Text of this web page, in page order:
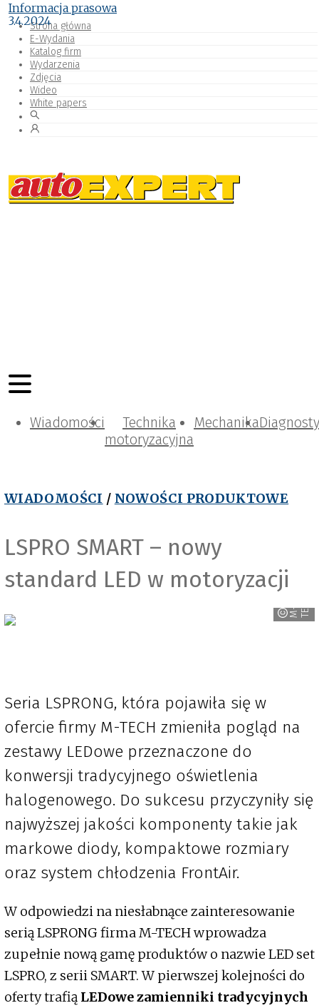
Strona główna
E-Wydania
Katalog firm
Wydarzenia
Zdjęcia
Wideo
White papers
Wiadomości
Technika
motoryzacyjna
Mechanika
WIADOMOŚCI / NOWOŚCI PRODUKTOWE
LSPRO SMART – nowy
standard LED w motoryzacji
M
-
T
E
CH
Informacja prasowa
3.4.2024
Seria LSPRONG, która pojawiła się w
ofercie firmy M-TECH zmieniła pogląd na
zestawy LEDowe przeznaczone do
konwersji tradycyjnego oświetlenia
halogenowego. Do sukcesu przyczyniły się
najwyższej jakości komponenty takie jak
markowe diody, kompaktowe rozmiary
oraz system chłodzenia FrontAir.
W odpowiedzi na niesłabnące zainteresowanie
serią LSPRONG firma M-TECH wprowadza
zupełnie nową gamę produktów o nazwie LED set
LSPRO, z serii SMART. W pierwszej kolejności do
oferty trafią LEDowe zamienniki tradycyjnych